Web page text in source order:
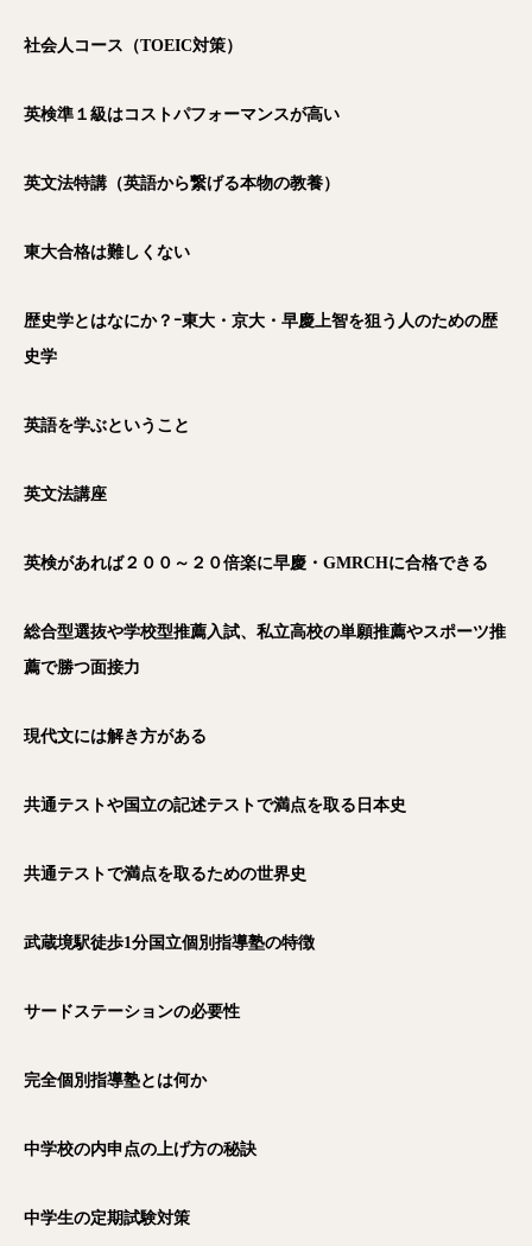
社会人コース（TOEIC対策）
英検準１級はコストパフォーマンスが高い
英文法特講（英語から繋げる本物の教養）
東大合格は難しくない
歴史学とはなにか？ｰ東大・京大・早慶上智を狙う人のための歴
史学
英語を学ぶということ
英文法講座
英検があれば２００～２０倍楽に早慶・GMRCHに合格できる
総合型選抜や学校型推薦入試、私立高校の単願推薦やスポーツ推
薦で勝つ面接力
現代文には解き方がある
共通テストや国立の記述テストで満点を取る日本史
共通テストで満点を取るための世界史
武蔵境駅徒歩1 分国立個別指導塾の特徴
サードステーションの必要性
完全個別指導塾とは何か
中学校の内申点の上げ方の秘訣
中学生の定期試験対策